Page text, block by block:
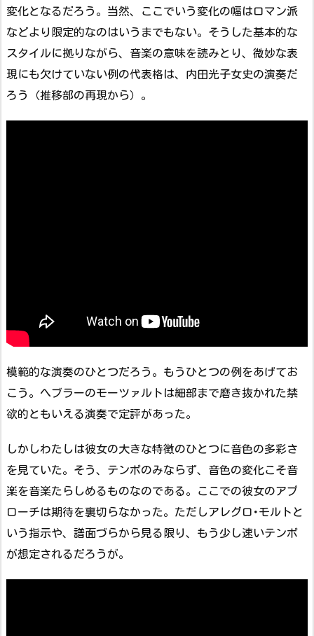
変化となるだろう。当然、ここでいう変化の幅はロマン派
などより限定的なのはいうまでもない。そうした基本的な
スタイルに拠りながら、音楽の意味を読みとり、微妙な表
現にも欠けていない例の代表格は、内田光子女史の演奏だ
ろう（推移部の再現から）。
模範的な演奏のひとつだろう。もうひとつの例をあげてお
こう。へブラーのモーツァルトは細部まで磨き抜かれた禁
欲的ともいえる演奏で定評があった。
しかしわたしは彼女の大きな特徴のひとつに音色の多彩さ
を見ていた。そう、テンポのみならず、音色の変化こそ音
楽を音楽たらしめるものなのである。ここでの彼女のアプ
ローチは期待を裏切らなかった。ただしアレグロ･モルトと
いう指示や、譜面づらから見る限り、もう少し速いテンポ
が想定されるだろうが。